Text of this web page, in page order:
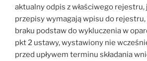
aktualny odpis z właściwego
przepisy wymagają wpisu do
braku podstaw do wykluczenia w
pkt 2 ustawy, wystawiony nie
przed upływem terminu składania